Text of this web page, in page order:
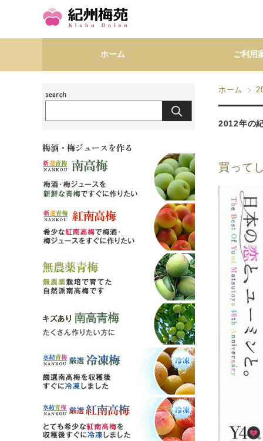
ホーム ご利用
ホーム
2012年の
買って
梅酒・梅ジュースを作る